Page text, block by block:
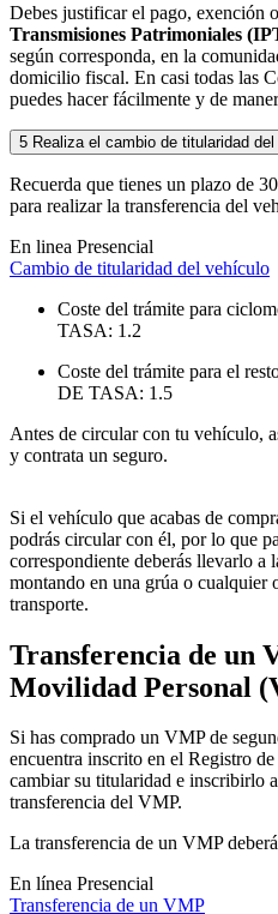
Debes justificar el pago, exención
Transmisiones Patrimoniales
según corresponda, en la
domicilio fiscal. En casi todas las
puedes hacer fácilmente y de
5 Realiza el cambio de titularidad
Recuerda que tienes un plazo de
para realizar la transferencia del
En linea Presencial
Cambio de titularidad del vehículo
Coste del trámite para
TASA: 1.2
Coste del trámite para el
DE TASA: 1.5
Antes de circular con tu vehículo,
y contrata un seguro.
Si el vehículo que acabas de
podrás circular con él, por lo que
correspondiente deberás llevarlo a
montando en una grúa o cualquier
transporte.
Transferencia de un
Movilidad Personal
Si has comprado un VMP de
encuentra inscrito en el Registro
cambiar su titularidad e inscribirlo
transferencia del VMP.
La transferencia de un VMP
En línea Presencial
Transferencia de un VMP